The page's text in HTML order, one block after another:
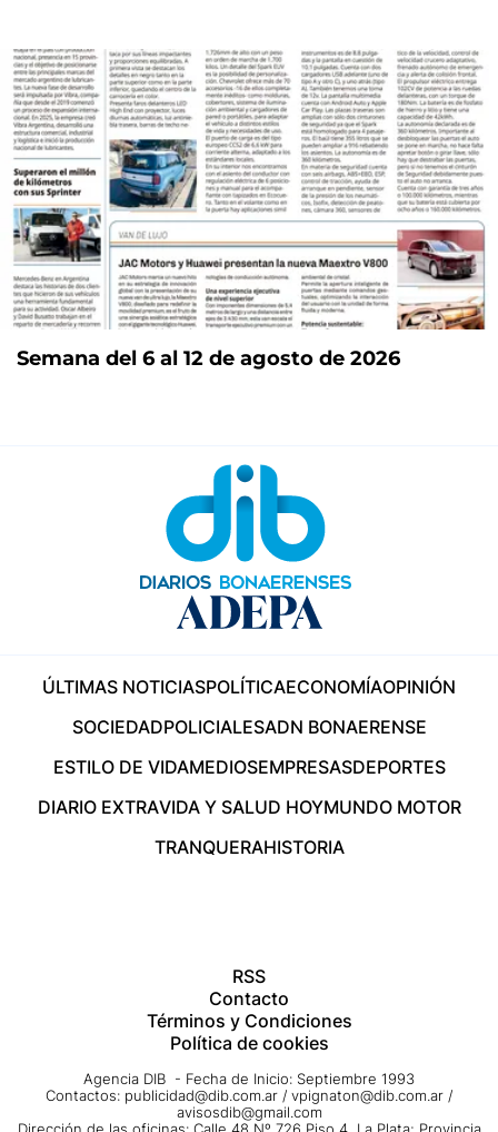
Semana del 6 al 12 de agosto de 2026
ÚLTIMAS NOTICIASPOLÍTICAECONOMÍAOPINIÓN
SOCIEDADPOLICIALESADN BONAERENSE
ESTILO DE VIDAMEDIOSEMPRESASDEPORTES
DIARIO EXTRAVIDA Y SALUD HOYMUNDO MOTOR
TRANQUERAHISTORIA
RSS
Contacto
Términos y Condiciones
Política de cookies
Agencia DIB - Fecha de Inicio: Septiembre 1993
Contactos: publicidad@dib.com.ar / vpignaton@dib.com.ar /
avisosdib@gmail.com
Dirección de las oficinas: Calle 48 Nº 726 Piso 4, La Plata; Provincia